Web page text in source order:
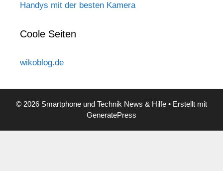
Handys mit der besten Kamera
Coole Seiten
wikoblog.de
© 2026 Smartphone und Technik News & Hilfe • Erstellt mit
GeneratePress